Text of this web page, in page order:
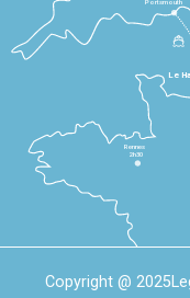
Le
Rennes
2h30
Portsmouth
Copyright @ 2025